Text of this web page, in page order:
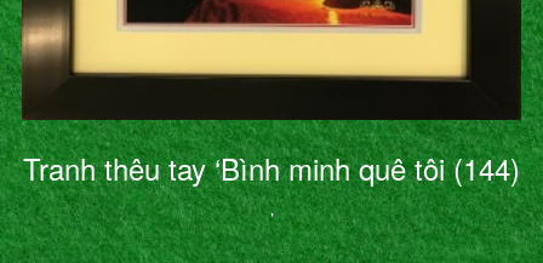
Tranh thêu tay ‘Bình minh quê tôi (144)
’